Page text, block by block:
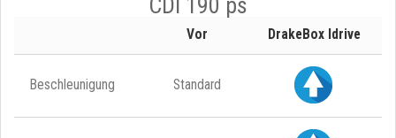
Vor DrakeBox Idrive
Beschleunigung Standard